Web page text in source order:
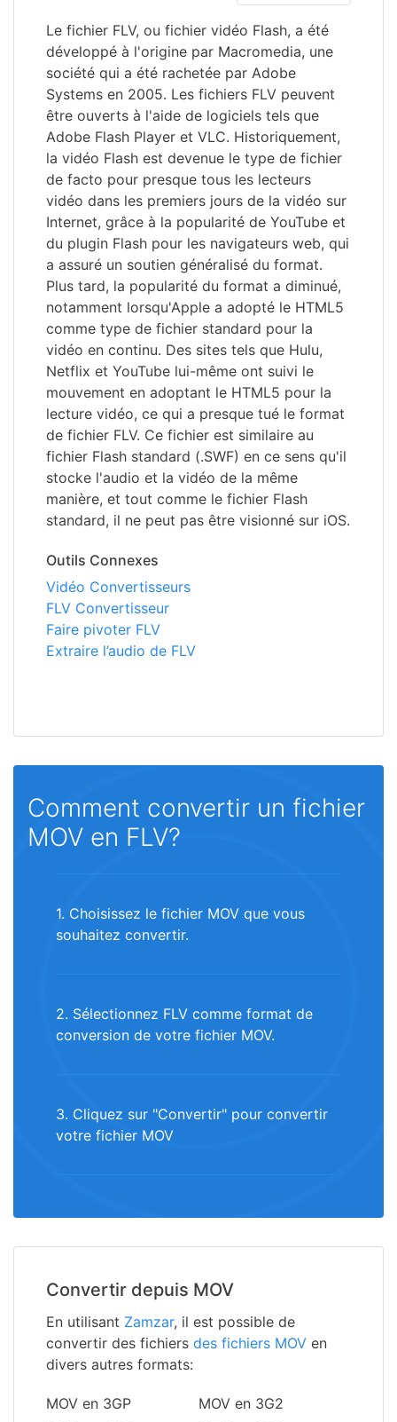
Le fichier FLV, ou fichier vidéo Flash, a été
développé à l'origine par Macromedia, une
société qui a été rachetée par Adobe
Systems en 2005. Les fichiers FLV peuvent
être ouverts à l'aide de logiciels tels que
Adobe Flash Player et VLC. Historiquement,
la vidéo Flash est devenue le type de fichier
de facto pour presque tous les lecteurs
vidéo dans les premiers jours de la vidéo sur
Internet, grâce à la popularité de YouTube et
du plugin Flash pour les navigateurs web, qui
a assuré un soutien généralisé du format.
Plus tard, la popularité du format a diminué,
notamment lorsqu'Apple a adopté le HTML5
comme type de fichier standard pour la
vidéo en continu. Des sites tels que Hulu,
Netflix et YouTube lui-même ont suivi le
mouvement en adoptant le HTML5 pour la
lecture vidéo, ce qui a presque tué le format
de fichier FLV. Ce fichier est similaire au
fichier Flash standard (.SWF) en ce sens qu'il
stocke l'audio et la vidéo de la même
manière, et tout comme le fichier Flash
standard, il ne peut pas être visionné sur iOS.
Outils Connexes
Vidéo Convertisseurs
FLV Convertisseur
Faire pivoter FLV
Extraire l’audio de FLV
Comment convertir un fichier
MOV en FLV?
1. Choisissez le fichier MOV que vous
souhaitez convertir.
2. Sélectionnez FLV comme format de
conversion de votre fichier MOV.
3. Cliquez sur "Convertir" pour convertir
votre fichier MOV
Convertir depuis MOV
En utilisant Zamzar, il est possible de
convertir des fichiers des fichiers MOV en
divers autres formats:
MOV en 3GP
MOV en 3G2